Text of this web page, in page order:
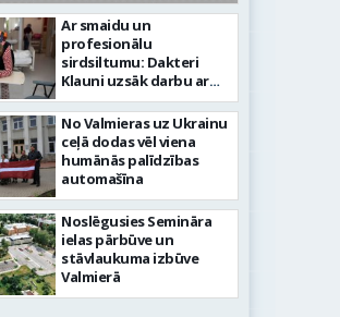
kultūras
Ar smaidu un
profesionālu
sirdsiltumu: Dakteri
Klauni uzsāk darbu ar
senioriem Vidzemes
slimnīcā
No Valmieras uz Ukrainu
ceļā dodas vēl viena
humānās palīdzības
automašīna
Noslēgusies Semināra
ielas pārbūve un
stāvlaukuma izbūve
Valmierā